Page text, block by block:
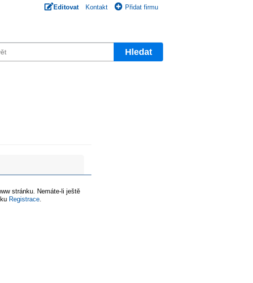
Editovat Kontakt Přidat firmu
Hledat
stránku. Nemáte-li ještě
Registrace